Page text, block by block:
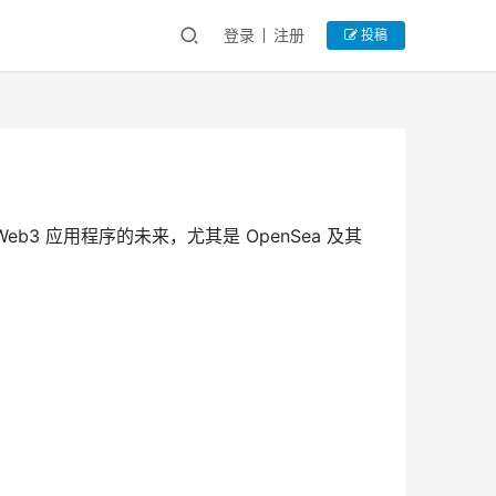
登录 注册 投稿
应用程序的未来，尤其是 OpenSea 及其